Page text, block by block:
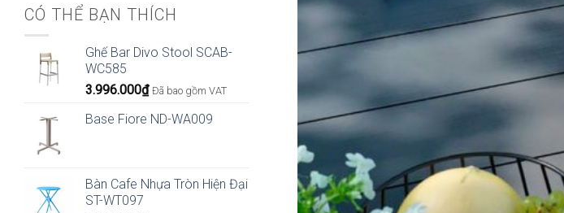
CÓ THỂ BẠN THÍCH
Ghế Bar Divo Stool SCAB-
WC585
3.996.000₫ Đã bao gồm VAT
Base Fiore ND-WA009
Bàn Cafe Nhựa Tròn Hiện Đại
ST-WT097